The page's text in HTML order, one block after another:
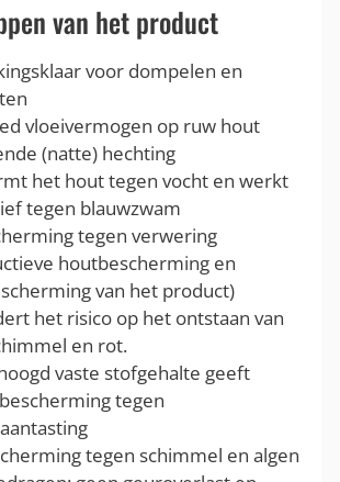
van het product
voor dompelen en
vloeivermogen op ruw hout
(natte) hechting
het hout tegen vocht en werkt
tegen blauwzwam
tegen verwering
houtbescherming en
van het product)
het risico op het ontstaan van
en rot.
vaste stofgehalte geeft
tegen
tegen schimmel en algen